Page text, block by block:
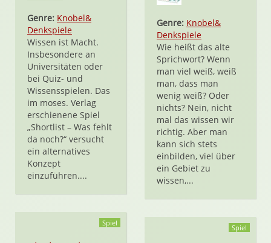
Genre: Knobel&
Denkspiele
Wissen ist Macht.
Insbesondere an
Universitäten oder
bei Quiz- und
Wissensspielen. Das
im moses. Verlag
erschienene Spiel
„Shortlist – Was fehlt
da noch?“ versucht
ein alternatives
Konzept
einzuführen....
Genre: Knobel&
Denkspiele
Wie heißt das alte
Sprichwort? Wenn
man viel weiß, weiß
man, dass man
wenig weiß? Oder
nichts? Nein, nicht
mal das wissen wir
richtig. Aber man
kann sich stets
einbilden, viel über
ein Gebiet zu
wissen,...
Spiel
Spiel